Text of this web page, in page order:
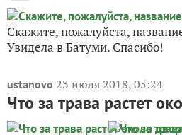
Скажите, пожалуйста,
Увидела в Батуми. Спасибо!
ustanovo 23 июля 2018, 05:24
Что за трава растет